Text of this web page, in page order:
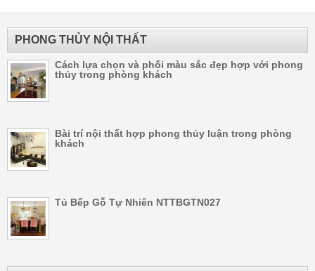
PHONG THỦY NỘI THẤT
Cách lựa chọn và phối màu sắc đẹp hợp với phong
thủy trong phòng khách
Bài trí nội thất hợp phong thủy luận trong phòng
khách
Tủ Bếp Gỗ Tự Nhiên NTTBGTN027